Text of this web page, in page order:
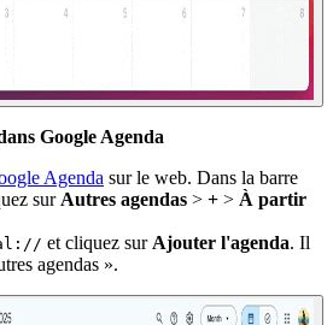
Google Agenda
Agenda sur le web. Dans la barre
sur Autres agendas > + > À partir
et cliquez sur Ajouter l'agenda. Il
agendas ».